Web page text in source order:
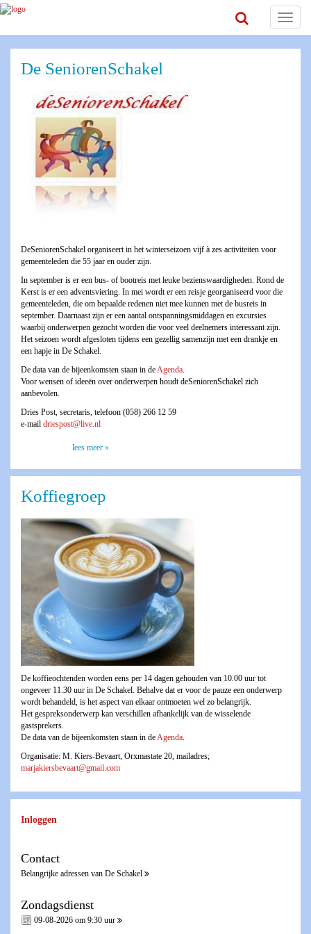
Toggle
De SeniorenSchakel
DeSeniorenSchakel organiseert in het winterseizoen vijf à zes activiteiten voor
gemeenteleden die 55 jaar en ouder zijn.
In september is er een bus- of bootreis met leuke bezienswaardigheden. Rond de
Kerst is er een adventsviering. In mei wordt er een reisje georganiseerd voor die
gemeenteleden, die om bepaalde redenen niet mee kunnen met de busreis in
september. Daarnaast zijn er een aantal ontspanningsmiddagen en excursies
waarbij onderwerpen gezocht worden die voor veel deelnemers interessant zijn.
Het seizoen wordt afgesloten tijdens een gezellig samenzijn met een drankje en
een hapje in De Schakel.
De data van de bijeenkomsten staan in de Agenda
Voor wensen of ideeën over onderwerpen houdt deSeniorenSchakel zich
aanbevolen.
Dries Post, secretaris, telefoon (058) 266 12 59
e-mail driespost@live.nl
lees meer »
Koffiegroep
De koffieochtenden worden eens per 14 dagen gehouden van 10.00 uur tot
ongeveer 11.30 uur in De Schakel. Behalve dat er voor de pauze een onderwerp
wordt behandeld, is het aspect van elkaar ontmoeten wel zo belangrijk.
Het gespreksonderwerp kan verschillen afhankelijk van de wisselende
gastsprekers.
De data van de bijeenkomsten staan in deAgenda.
Organisatie: M. Kiers-Bevaart, Orxmastate 20, mailadres;
marjakiersbevaart@gmail.com
Inloggen
Contact
Belangrijke adressen van De Schakel
Zondagsdienst
09-08-2026 om 9:30 uur